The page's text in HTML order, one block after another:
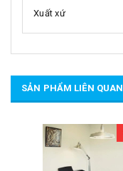
Xuất xứ
SẢN PHẨM LIÊN QUAN